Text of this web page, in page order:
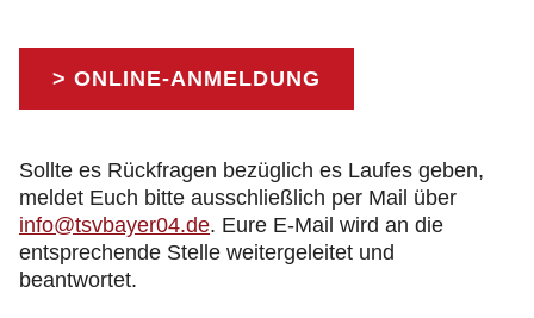
> ONLINE-ANMELDUNG
Sollte es Rückfragen bezüglich es Laufes geben,
meldet Euch bitte ausschließlich per Mail über
info@tsvbayer04.de. Eure E-Mail wird an die
entsprechende Stelle weitergeleitet und
beantwortet.